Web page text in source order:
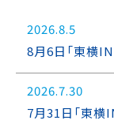
2026.8.5
8月6日「東横
2026.7.30
7月31日「東横